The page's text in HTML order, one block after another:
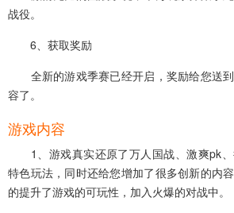
战役。
6、获取奖励
全新的游戏季赛已经开启，奖励给您送到
容了。
游戏内容
1、游戏真实还原了万人国战、激爽pk、
特色玩法，同时还给您增加了很多创新的内
的提升了游戏的可玩性，加入火爆的对战中。